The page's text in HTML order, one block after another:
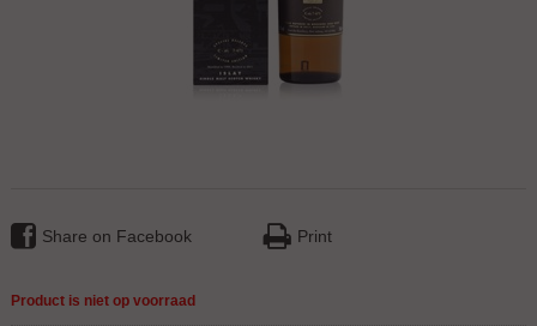
Share on Facebook Print
Product is niet op voorraad